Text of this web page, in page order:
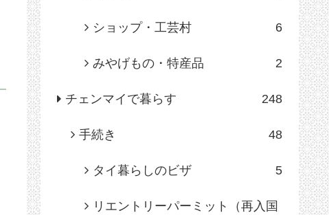
ショップ・工芸村 6
みやげもの・特産品 2
チェンマイで暮らす 248
手続き 48
タイ暮らしのビザ 5
リエントリーパーミット（再入国